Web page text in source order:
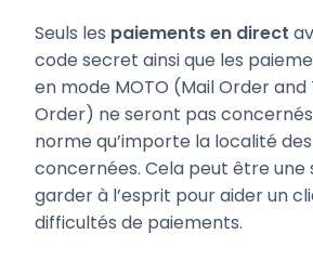
Seuls les paiements en direct
code secret ainsi que les
en mode MOTO (Mail Order
Order) ne seront pas
norme qu’importe la localité
concernées. Cela peut être une
garder à l’esprit pour aider un
difficultés de paiements.